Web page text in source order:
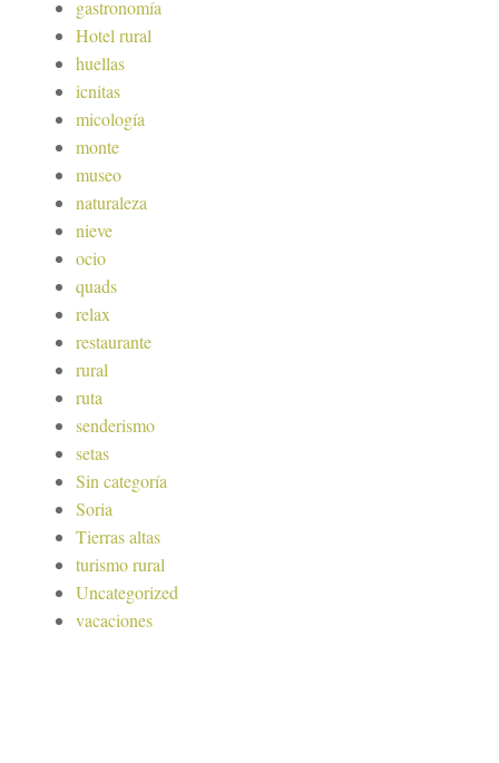
gastronomía
Hotel rural
huellas
icnitas
micología
monte
museo
naturaleza
nieve
ocio
quads
relax
restaurante
rural
ruta
senderismo
setas
Sin categoría
Soria
Tierras altas
turismo rural
Uncategorized
vacaciones